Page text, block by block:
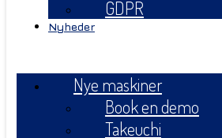
GDPR
Nyheder
Nye maskiner
Book en demo
Takeuchi